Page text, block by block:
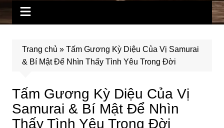
Trang chủ » Tấm Gương Kỳ Diệu Của Vị Samurai
& Bí Mật Để Nhìn Thấy Tình Yêu Trong Đời
Tấm Gương Kỳ Diệu Của Vị
Samurai & Bí Mật Để Nhìn
Thấy Tình Yêu Trong Đời